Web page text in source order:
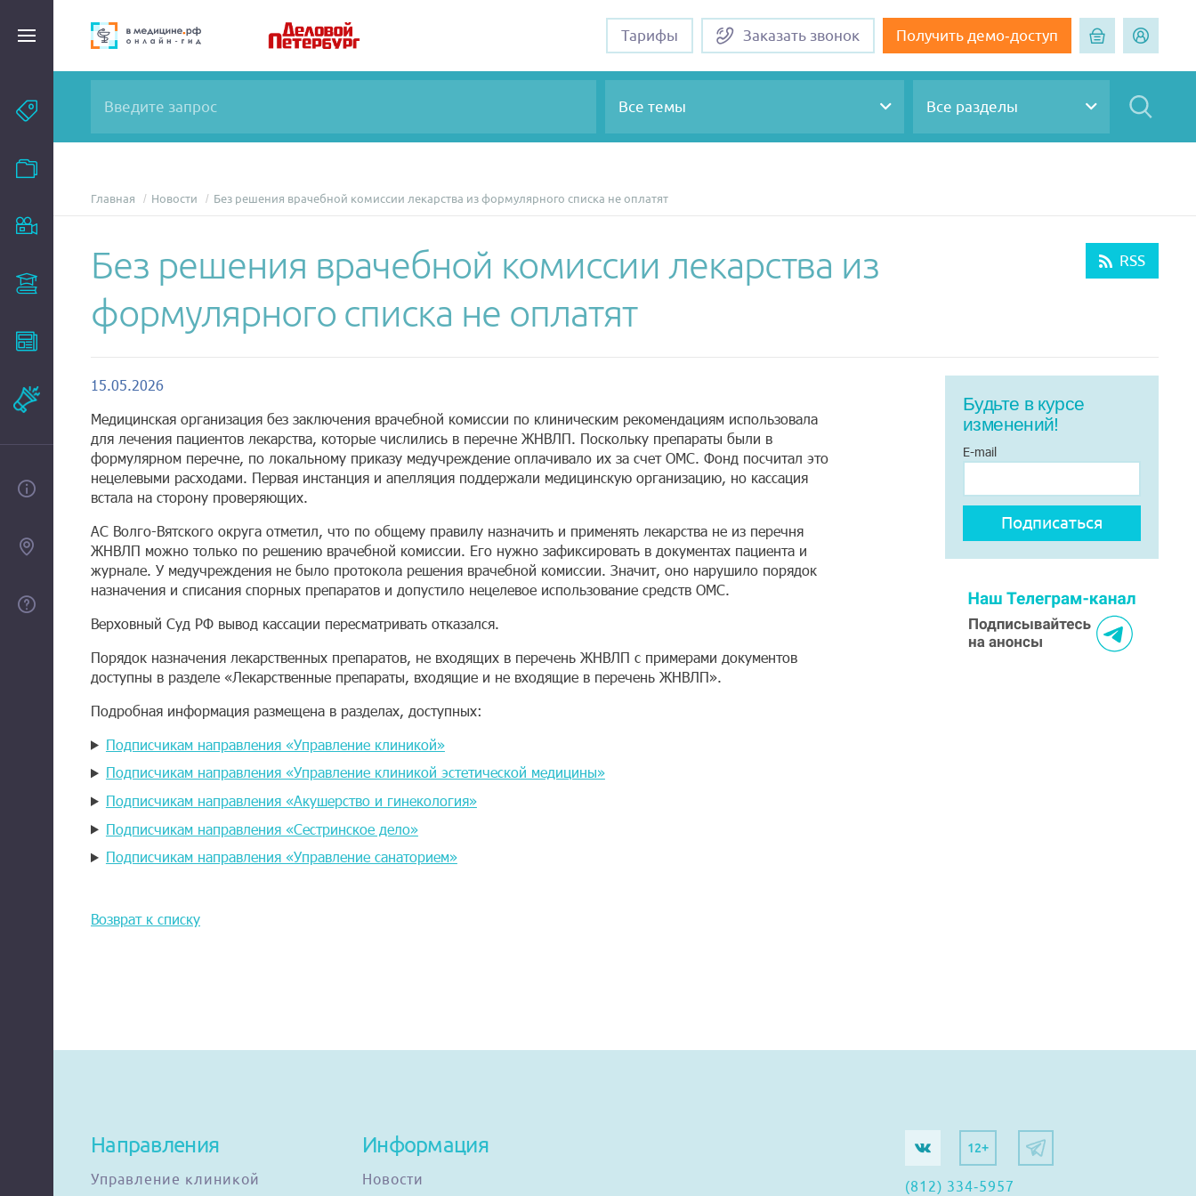
Тарифы Заказать звонок Получить демо-доступ
Темы
Эксперты
О проекте
Контакты
Все темы Все разделы
Главная Новости Без решения врачебной комиссии лекарства из формулярного списка не оплатят
RSS
Без решения врачебной комиссии лекарства из
формулярного списка не оплатят
15.05.2026
Медицинская организация без заключения врачебной комиссии по клиническим рекомендациям использовала
для лечения пациентов лекарства, которые числились в перечне ЖНВЛП. Поскольку препараты были в
формулярном перечне, по локальному приказу медучреждение оплачивало их за счет ОМС. Фонд посчитал это
нецелевыми расходами. Первая инстанция и апелляция поддержали медицинскую организацию, но кассация
встала на сторону проверяющих.
АС Волго-Вятского округа отметил, что по общему правилу назначить и применять лекарства не из перечня
ЖНВЛП можно только по решению врачебной комиссии. Его нужно зафиксировать в документах пациента и
журнале. У медучреждения не было протокола решения врачебной комиссии. Значит, оно нарушило порядок
назначения и списания спорных препаратов и допустило нецелевое использование средств ОМС.
Верховный Суд РФ вывод кассации пересматривать отказался.
Порядок назначения лекарственных препаратов, не входящих в перечень ЖНВЛП с примерами документов
доступны в разделе «Лекарственные препараты, входящие и не входящие в перечень ЖНВЛП».
Подробная информация размещена в разделах, доступных:
Подписчикам направления «Управление клиникой»
Подписчикам направления «Управление клиникой эстетической медицины»
Подписчикам направления «Акушерство и гинекология»
Подписчикам направления «Сестринское дело»
Подписчикам направления «Управление санаторием»
Возврат к списку
Будьте в курсе
изменений!
E-mail
Направления
Управление клиникой
Информация
Новости
12+
(812) 334-5957